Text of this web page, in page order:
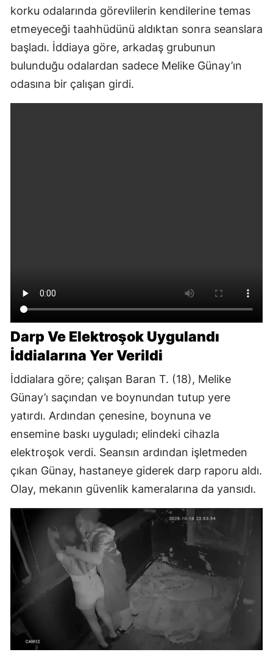
korku odalarında görevlilerin kendilerine temas
etmeyeceği taahhüdünü aldıktan sonra seanslara
başladı. İddiaya göre, arkadaş grubunun
bulunduğu odalardan sadece Melike Günay’ın
odasına bir çalışan girdi.
Darp Ve Elektroşok Uygulandı
İddialarına Yer Verildi
İddialara göre; çalışan Baran T. (18), Melike
Günay’ı saçından ve boynundan tutup yere
yatırdı. Ardından çenesine, boynuna ve
ensemine baskı uyguladı; elindeki cihazla
elektroşok verdi. Seansın ardından işletmeden
çıkan Günay, hastaneye giderek darp raporu aldı.
Olay, mekanın güvenlik kameralarına da yansıdı.